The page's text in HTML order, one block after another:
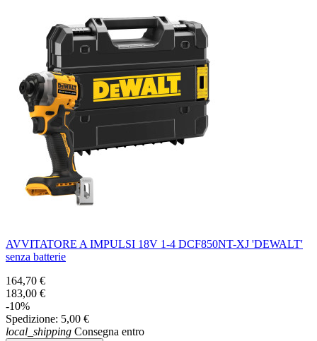
AVVITATORE A IMPULSI 18V 1-4 DCF850NT-XJ 'DEWALT'
senza batterie
164,70 €
183,00 €
-10%
Spedizione: 5,00 €
local_shipping Consegna entro